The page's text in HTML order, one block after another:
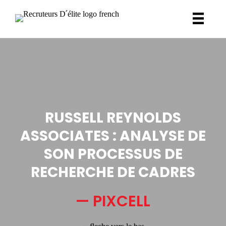
RUSSELL REYNOLDS
ASSOCIATES : ANALYSE DE
SON PROCESSUS DE
RECHERCHE DE CADRES
— PIXCELL